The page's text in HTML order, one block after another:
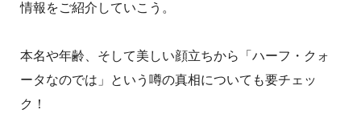
情報をご紹介していこう。
本名や年齢、そして美しい顔立ちから「ハーフ・クォ
ータなのでは」という噂の真相についても要チェッ
ク！